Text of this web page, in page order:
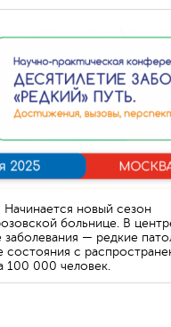
новый сезон
больнице. В
— редкие
состояния с
100 000 человек.